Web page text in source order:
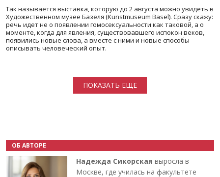
Так называется выставка, которую до 2 августа можно увидеть в
Художественном музее Базеля (Kunstmuseum Basel). Сразу скажу:
речь идет не о появлении гомосексуальности как таковой, а о
моменте, когда для явления, существовавшего испокон веков,
появились новые слова, а вместе с ними и новые способы
описывать человеческий опыт.
ПОКАЗАТЬ ЕЩЕ
ОБ АВТОРЕ
Надежда Сикорская выросла в
Москве, где училась на факультете